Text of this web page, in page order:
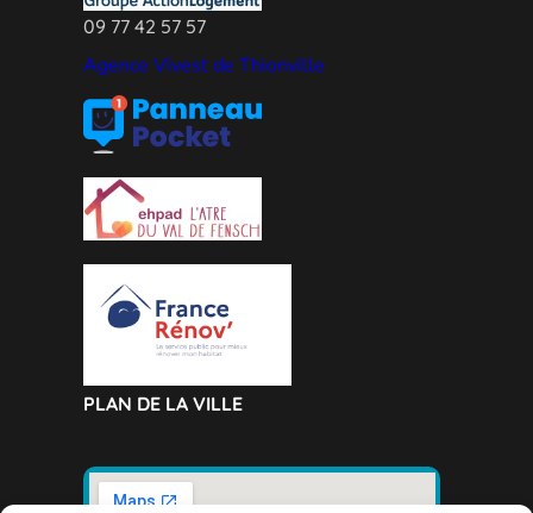
09 77 42 57 57
Agence Vivest de Thionville
PLAN DE LA VILLE